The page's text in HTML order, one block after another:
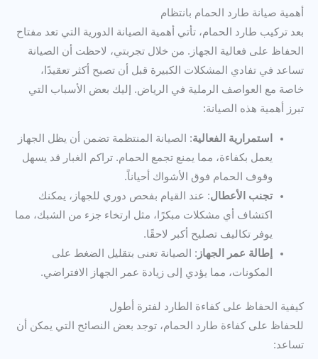
أهمية صيانة طارد الحمام بانتظام
بعد تركيب طارد الحمام، تأتي أهمية الصيانة الدورية التي تعد مفتاح
الحفاظ على فعالية الجهاز. من خلال تجربتي، لاحظت أن الصيانة
تساعد في تفادي المشكلات الكبيرة قبل أن تصبح أكثر تعقيدًا،
خاصة مع العواصف الرملية في الرياض. إليك بعض الأسباب التي
تبرز أهمية هذه الصيانة:
استمرارية الفعالية: الصيانة المنتظمة تضمن أن يظل الجهاز
يعمل بكفاءة، مما يمنع تجمع الحمام. تراكم الغبار قد يسهل
وقوف الحمام فوق الأشواك أحياناً.
تجنب الأعطال: عند القيام بفحص دوري للجهاز، يمكنك
اكتشاف أي مشكلات مبكرًا، مثل ارتخاء جزء من الشبك، مما
يوفر تكاليف تصليح أكبر لاحقًا.
إطالة عمر الجهاز : الصيانة تعنى بتقليل الضغط على
المكونات، مما يؤدي إلى زيادة عمر الجهاز الافتراضي.
كيفية الحفاظ على كفاءة الطارد لفترة أطول
للحفاظ على كفاءة طارد الحمام، توجد بعض النصائح التي يمكن أن
تساعد: